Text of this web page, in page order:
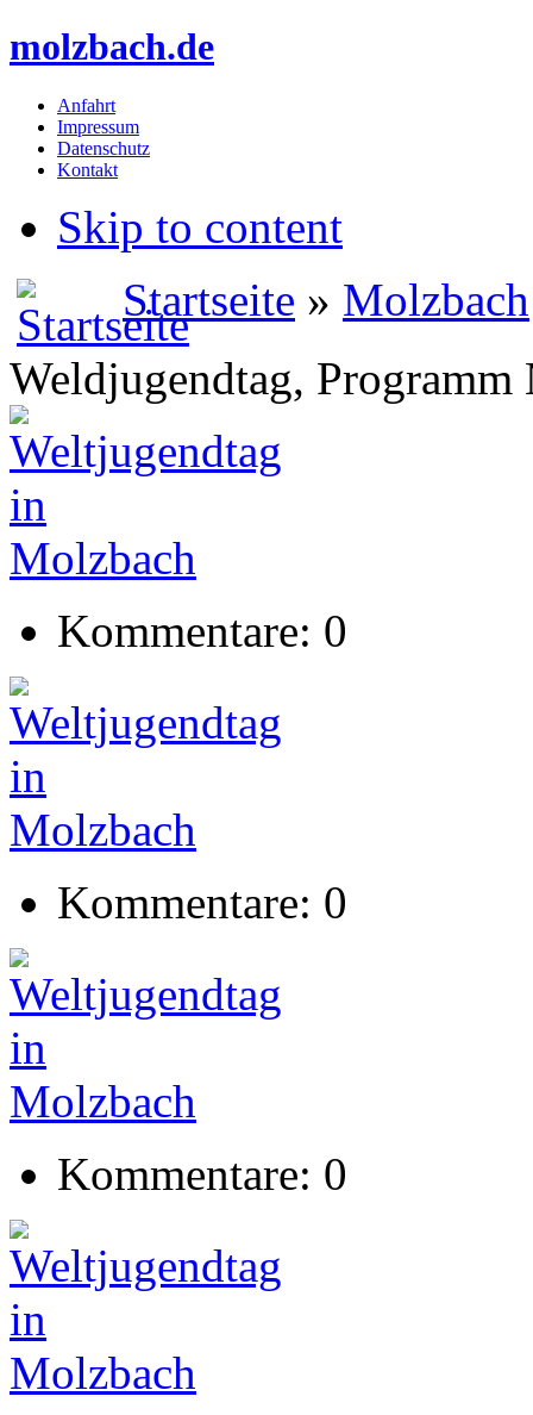
molzbach.de
Anfahrt
Impressum
Datenschutz
Kontakt
Skip to content
Startseite » Molzbach
Weldjugendtag, Programm
Kommentare: 0
Kommentare: 0
Kommentare: 0